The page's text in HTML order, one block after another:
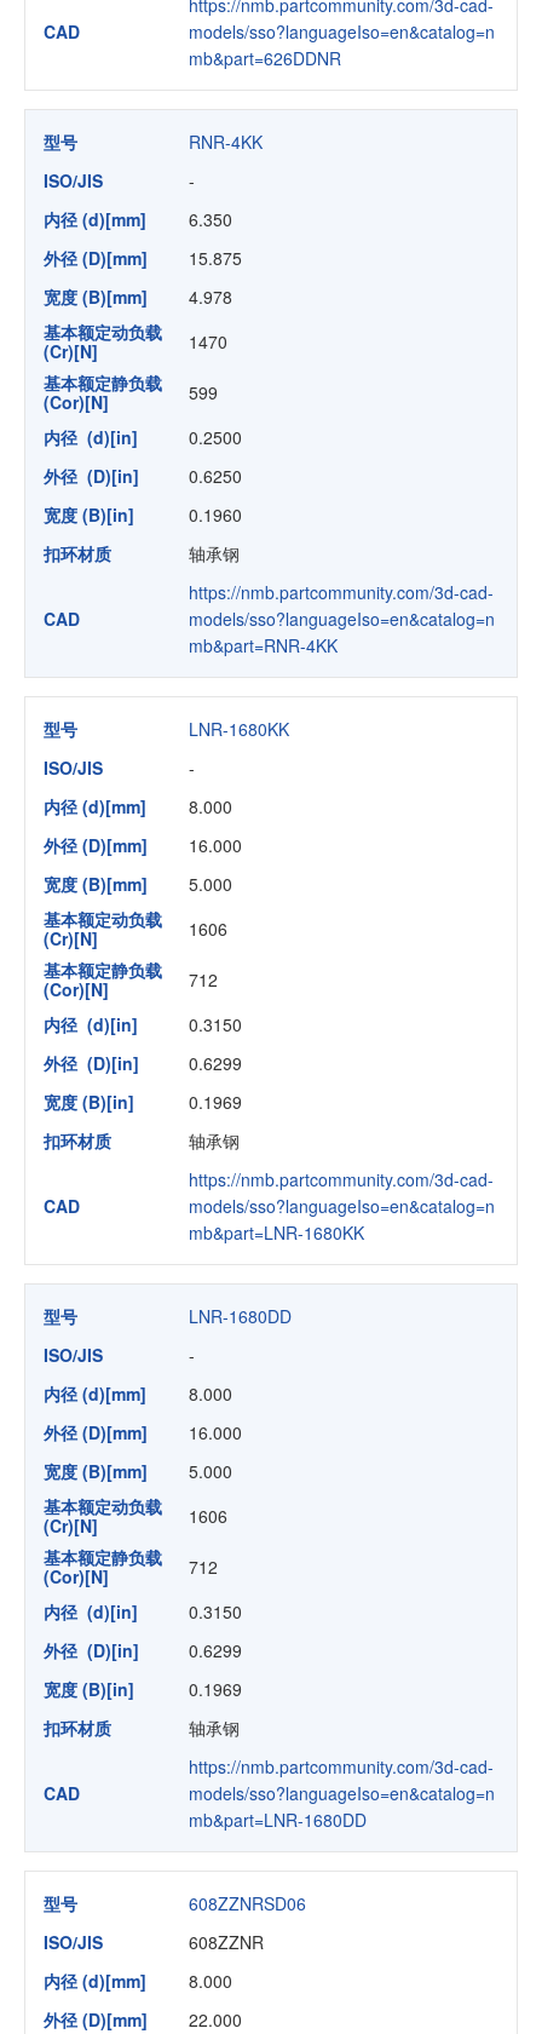
CAD
https://nmb.partcommunity.com/3d-cad-
models/sso?languageIso=en&catalog=n
mb&part=626DDNR
型号
RNR-4KK
ISO/JIS
-
内径 (d)[mm]
6.350
外径 (D)[mm]
15.875
宽度 (B)[mm]
4.978
基本额定动负载
(Cr)[N]
1470
基本额定静负载
(Cor)[N]
599
内径 (d)[in]
0.2500
外径 (D)[in]
0.6250
宽度 (B)[in]
0.1960
扣环材质
轴承钢
CAD
https://nmb.partcommunity.com/3d-cad-
models/sso?languageIso=en&catalog=n
mb&part=RNR-4KK
型号
LNR-1680KK
ISO/JIS
-
内径 (d)[mm]
8.000
外径 (D)[mm]
16.000
宽度 (B)[mm]
5.000
基本额定动负载
(Cr)[N]
1606
基本额定静负载
(Cor)[N]
712
内径 (d)[in]
0.3150
外径 (D)[in]
0.6299
宽度 (B)[in]
0.1969
扣环材质
轴承钢
CAD
https://nmb.partcommunity.com/3d-cad-
models/sso?languageIso=en&catalog=n
mb&part=LNR-1680KK
型号
LNR-1680DD
ISO/JIS
-
内径 (d)[mm]
8.000
外径 (D)[mm]
16.000
宽度 (B)[mm]
5.000
基本额定动负载
(Cr)[N]
1606
基本额定静负载
(Cor)[N]
712
内径 (d)[in]
0.3150
外径 (D)[in]
0.6299
宽度 (B)[in]
0.1969
扣环材质
轴承钢
CAD
https://nmb.partcommunity.com/3d-cad-
models/sso?languageIso=en&catalog=n
mb&part=LNR-1680DD
型号
608ZZNRSD06
ISO/JIS
608ZZNR
内径 (d)[mm]
8.000
外径 (D)[mm]
22.000